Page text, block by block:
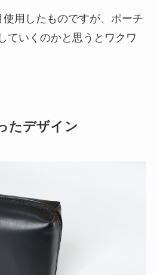
用したものですが、ポーチ
ていくのかと思うとワクワ
たデザイン